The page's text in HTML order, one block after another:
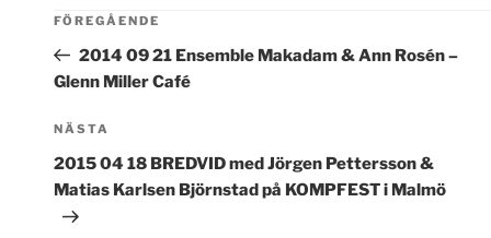
FÖREGÅENDE
2014 09 21 Ensemble Makadam & Ann Rosén –
Glenn Miller Café
Nästa
inlägg
NÄSTA
2015 04 18 BREDVID med Jörgen Pettersson &
Matias Karlsen Björnstad på KOMPFEST i Malmö